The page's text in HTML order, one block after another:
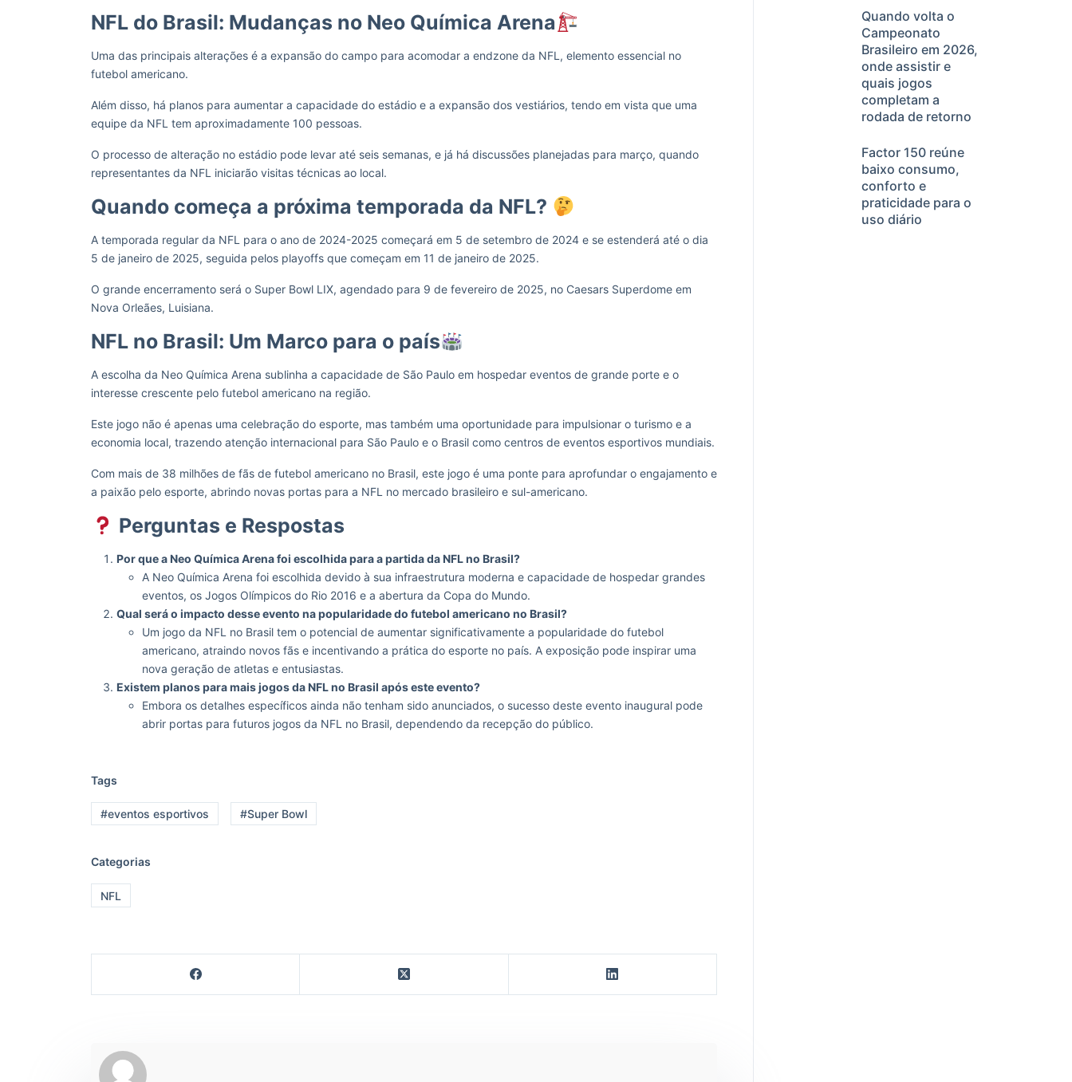
NFL do Brasil: Mudanças no Neo Química Arena
Uma das principais alterações é a expansão do campo para acomodar a endzone da NFL, elemento essencial no
futebol americano.
Além disso, há planos para aumentar a capacidade do estádio e a expansão dos vestiários, tendo em vista que uma
equipe da NFL tem aproximadamente 100 pessoas.
O processo de alteração no estádio pode levar até seis semanas, e já há discussões planejadas para março, quando
representantes da NFL iniciarão visitas técnicas ao local.
Quando começa a próxima temporada da NFL?
A temporada regular da NFL para o ano de 2024-2025 começará em 5 de setembro de 2024 e se estenderá até o dia
5 de janeiro de 2025, seguida pelos playoffs que começam em 11 de janeiro de 2025.
O grande encerramento será o Super Bowl LIX, agendado para 9 de fevereiro de 2025, no Caesars Superdome em
Nova Orleães, Luisiana.
NFL no Brasil: Um Marco para o país
A escolha da Neo Química Arena sublinha a capacidade de São Paulo em hospedar eventos de grande porte e o
interesse crescente pelo futebol americano na região.
Este jogo não é apenas uma celebração do esporte, mas também uma oportunidade para impulsionar o turismo e a
economia local, trazendo atenção internacional para São Paulo e o Brasil como centros de eventos esportivos mundiais.
Com mais de 38 milhões de fãs de futebol americano no Brasil, este jogo é uma ponte para aprofundar o engajamento e
a paixão pelo esporte, abrindo novas portas para a NFL no mercado brasileiro e sul-americano.
Perguntas e Respostas
Por que a Neo Química Arena foi escolhida para a partida da NFL no Brasil?
A Neo Química Arena foi escolhida devido à sua infraestrutura moderna e capacidade de hospedar grandes
eventos, os Jogos Olímpicos do Rio 2016 e a abertura da Copa do Mundo.
Qual será o impacto desse evento na popularidade do futebol americano no Brasil?
Um jogo da NFL no Brasil tem o potencial de aumentar significativamente a popularidade do futebol
americano, atraindo novos fãs e incentivando a prática do esporte no país. A exposição pode inspirar uma
nova geração de atletas e entusiastas.
Existem planos para mais jogos da NFL no Brasil após este evento?
Embora os detalhes específicos ainda não tenham sido anunciados, o sucesso deste evento inaugural pode
abrir portas para futuros jogos da NFL no Brasil, dependendo da recepção do público.
Tags
#eventos esportivos #Super Bowl
Categorias
NFL
Quando volta o
Campeonato
Brasileiro em 2026,
onde assistir e
quais jogos
completam a
rodada de retorno
Factor 150 reúne
baixo consumo,
conforto e
praticidade para o
uso diário